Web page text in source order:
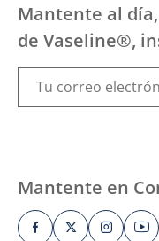
Mantente al
de Vaseline®,
Mantente en